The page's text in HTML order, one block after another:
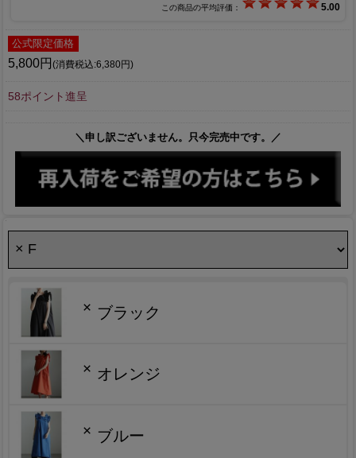
この商品の平均評価： 5.00
公式限定価格
5,800円 (消費税込:6,380円)
58ポイント進呈
＼申し訳ございません。只今完売中です。／
× ブラック
× オレンジ
× ブルー